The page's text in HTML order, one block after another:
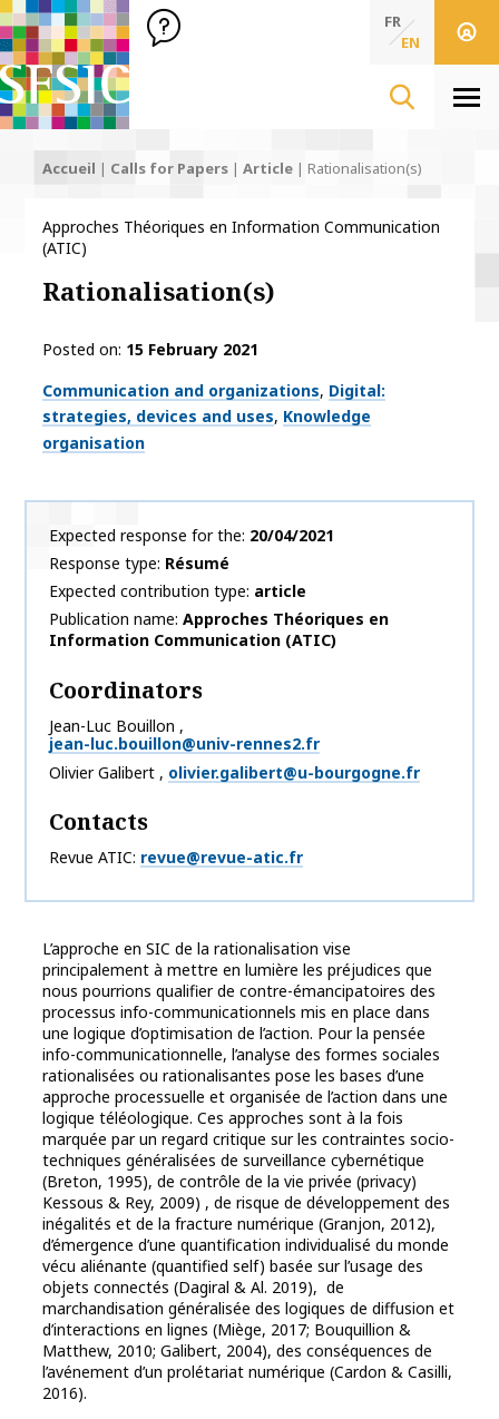
SFSIC Société Française des Sciences de l'Information & de
Société Française des Sciences de
FR
EN
Accueil | Calls for Papers | Article | Rationalisation(s)
Approches Théoriques en Information Communication
(ATIC)
Rationalisation(s)
Posted on 15 February 2021
Thématiques
Communication and organizations Digital:
strategies, devices and uses Knowledge
organisation
Expected response for the 20/04/2021
Response type Résumé
Expected contribution type article
Publication name Approches Théoriques en
Information Communication (ATIC)
Coordinators
Jean-Luc Bouillon ,
jean-luc.bouillon@univ-rennes2.fr
OlivierGalibert , olivier.galibert@u-bourgogne.fr
Contacts
Revue ATIC revue@revue-atic.fr
L’approche en SIC de la rationalisation vise
principalement à mettre en lumière les préjudices que
nous pourrions qualifier de contre-émancipatoires des
processus info-communicationnels mis en place dans
une logique d’optimisation de l’action. Pour la pensée
info-communicationnelle, l’analyse des formes sociales
rationalisées ou rationalisantes pose les bases d’une
approche processuelle et organisée de l’action dans une
logique téléologique. Ces approches sont à la fois
marquée par un regard critique sur les contraintes socio-
techniques généralisées de surveillance cybernétique
(Breton, 1995), de contrôle de la vie privée (privacy)
Kessous & Rey, 2009) , de risque de développement des
inégalités et de la fracture numérique (Granjon, 2012),
d’émergence d’une quantification individualisé du monde
vécu aliénante (quantified self) basée sur l’usage des
objets connectés (Dagiral & Al. 2019), de
marchandisation généralisée des logiques de diffusion et
d’interactions en lignes (Miège, 2017; Bouquillion &
Matthew, 2010; Galibert, 2004), des conséquences de
l’avénement d’un prolétariat numérique (Cardon & Casilli,
2016).